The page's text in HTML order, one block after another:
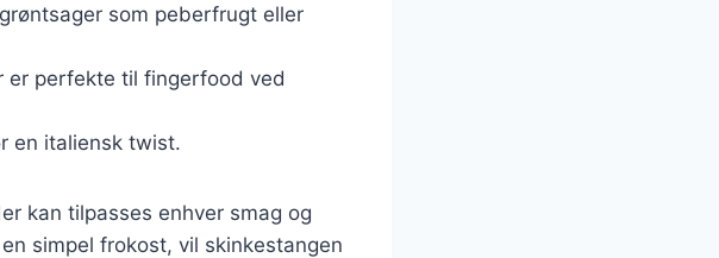
som peberfrugt eller
perfekte til fingerfood ved
en italiensk twist.
kan tilpasses enhver smag og
simpel frokost, vil skinkestangen